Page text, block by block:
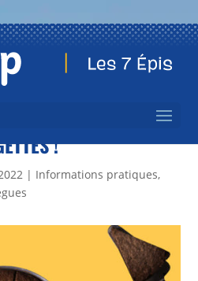
!
| Informations pratiques,